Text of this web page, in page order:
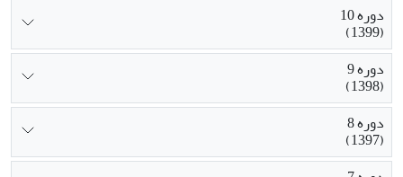
دوره 10
(1399)
دوره 9
(1398)
دوره 8
(1397)